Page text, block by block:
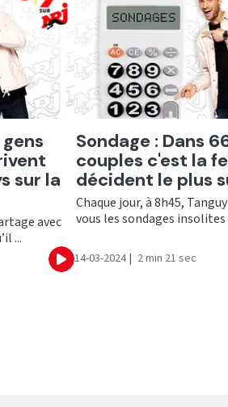
sur la
avec
...
Ecouter
Ecouter
Sondage : Dans
couples c'est la
décident le plus
Chaque jour, à 8h45,
vous les sondages insolites
14-03-2024 | 2 min 21 sec